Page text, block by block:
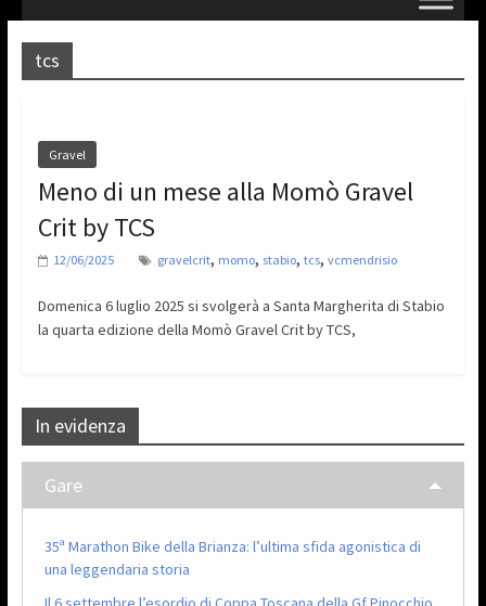
tcs
Gravel
Meno di un mese alla Momò Gravel
Crit by TCS
12/06/2025 gravelcrit, momo, stabio, tcs, vcmendrisio
Domenica 6 luglio 2025 si svolgerà a Santa Margherita di Stabio
la quarta edizione della Momò Gravel Crit by TCS,
In evidenza
Gare
35ª Marathon Bike della Brianza: l’ultima sfida agonistica di
una leggendaria storia